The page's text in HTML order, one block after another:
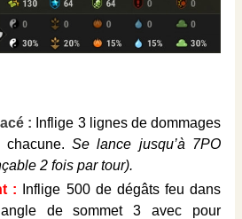
: Inflige 3 lignes de dommages
chacune.Se lance jusqu’à 7PO
2 fois par tour).
: Inflige 500 de dégâts feu dans
de sommet 3 avec pour